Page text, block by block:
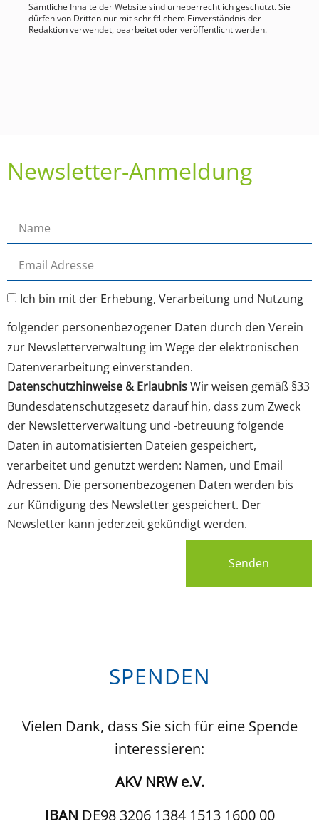
Sämtliche Inhalte der Website sind urheberrechtlich geschützt. Sie
dürfen von Dritten nur mit schriftlichem Einverständnis der
Redaktion verwendet, bearbeitet oder veröffentlicht werden.
Newsletter-Anmeldung
Ich bin mit der Erhebung, Verarbeitung und Nutzung
folgender personenbezogener Daten durch den Verein
zur Newsletterverwaltung im Wege der elektronischen
Datenverarbeitung einverstanden.
Datenschutzhinweise & ErlaubnisWir weisen gemäß §33
Bundesdatenschutzgesetz darauf hin, dass zum Zweck
der Newsletterverwaltung und -betreuung folgende
Daten in automatisierten Dateien gespeichert,
verarbeitet und genutzt werden: Namen, und Email
Adressen. Die personenbezogenen Daten werden bis
zur Kündigung des Newsletter gespeichert. Der
Newsletter kann jederzeit gekündigt werden.
Senden
SPENDEN
Vielen Dank, dass Sie sich für eine Spende
interessieren:
AKV NRW e.V.
IBAN DE98 3206 1384 1513 1600 00